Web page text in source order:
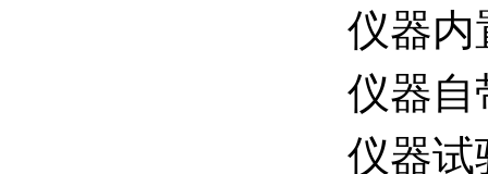
仪器内
仪器自
仪器试